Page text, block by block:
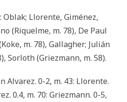
Llorente, Giménez,
(Riquelme, m. 78), De Paul
m. 78), Gallagher; Julián
Sorloth (Griezmann, m. 58).
Alvarez. 0-2, m. 43: Llorente.
0.4, m. 70: Griezmann. 0-5,